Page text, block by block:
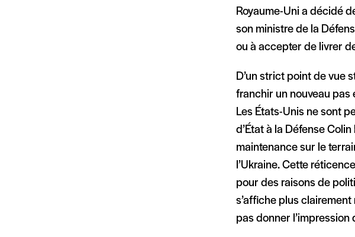
Royaume-Uni a décidé
son ministre de la
ou à accepter de livrer
D’un strict point de vue
franchir un nouveau pas
Les États-Unis ne sont
d’État à la Défense
maintenance sur le
l’Ukraine. Cette
pour des raisons de
s’affiche plus
pas donner